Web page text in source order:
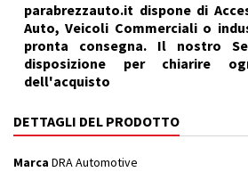
parabrezzauto.it dispone di
Auto, Veicoli Commerciali o
pronta consegna. Il nostro
disposizione per chiarire
dell'acquisto
DETTAGLI DEL PRODOTTO
Marca DRA Automotive